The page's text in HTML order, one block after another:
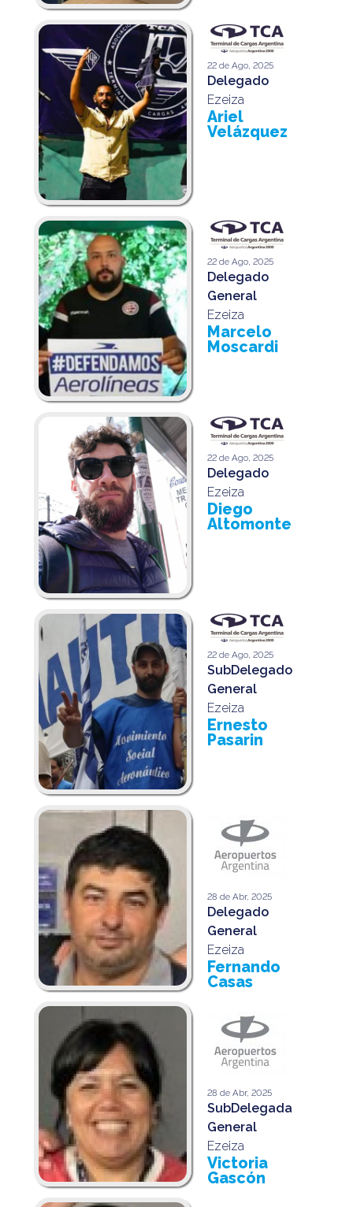
22 de Ago, 2025
Delegado
Ezeiza
Ariel
Velázquez
22 de Ago, 2025
Delegado
General
Ezeiza
Marcelo
Moscardi
22 de Ago, 2025
Delegado
Ezeiza
Diego
Altomonte
22 de Ago, 2025
SubDelegado
General
Ezeiza
Ernesto
Pasarin
28 de Abr, 2025
Delegado
General
Ezeiza
Fernando
Casas
28 de Abr, 2025
SubDelegada
General
Ezeiza
Victoria
Gascón